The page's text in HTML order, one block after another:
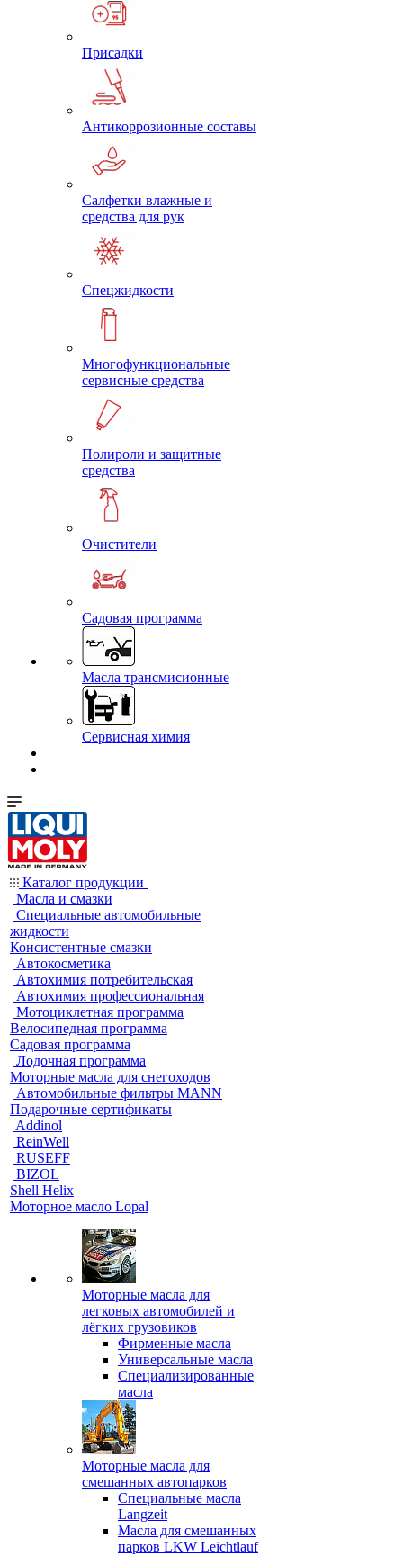
Присадки
Антикоррозионные составы
Салфетки влажные и
средства для рук
Спецжидкости
Многофункциональные
сервисные средства
Полироли и защитные
средства
Очистители
Садовая программа
Масла трансмисионные
Сервисная химия
Каталог продукции
Масла и смазки
Специальные автомобильные
жидкости
Консистентные смазки
Автокосметика
Автохимия потребительская
Автохимия профессиональная
Мотоциклетная программа
Велосипедная программа
Садовая программа
Лодочная программа
Моторные масла для снегоходов
Автомобильные фильтры MANN
Подарочные сертификаты
Addinol
ReinWell
RUSEFF
BIZOL
Shell Helix
Моторное масло Lopal
Моторные масла для
легковых автомобилей и
лёгких грузовиков
Фирменные масла
Универсальные масла
Специализированные
масла
Моторные масла для
смешанных автопарков
Специальные масла
Langzeit
Масла для смешанных
парков LKW Leichtlauf